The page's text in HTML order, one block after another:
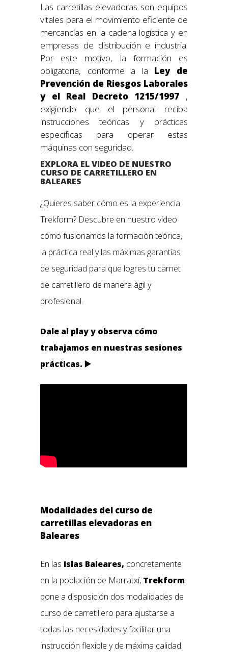
Las carretillas elevadoras son equipos
vitales para el movimiento eficiente de
mercancías en la cadena logística y en
empresas de distribución e industria.
Por este motivo, la formación es
obligatoria, conforme a la Ley de
Prevención de Riesgos Laborales
y el Real Decreto 1215/1997 ,
exigiendo que el personal reciba
instrucciones teóricas y prácticas
específicas para operar estas
máquinas con seguridad.
EXPLORA EL VIDEO DE NUESTRO
CURSO DE CARRETILLERO EN
BALEARES
¿Quieres saber cómo es la experiencia
Trekform? Descubre en nuestro vídeo
cómo fusionamos la formación teórica,
la práctica real y las máximas garantías
de seguridad para que logres tu carnet
de carretillero de manera ágil y
profesional.
Dale al play y observa cómo
trabajamos en nuestras sesiones
prácticas. ▶️
Modalidades del curso de
carretillas elevadoras en
Baleares
En las Islas Baleares, concretamente
en la población de Marratxí, Trekform
pone a disposición dos modalidades de
curso de carretillero para ajustarse a
todas las necesidades y facilitar una
instrucción flexible y de máxima calidad.